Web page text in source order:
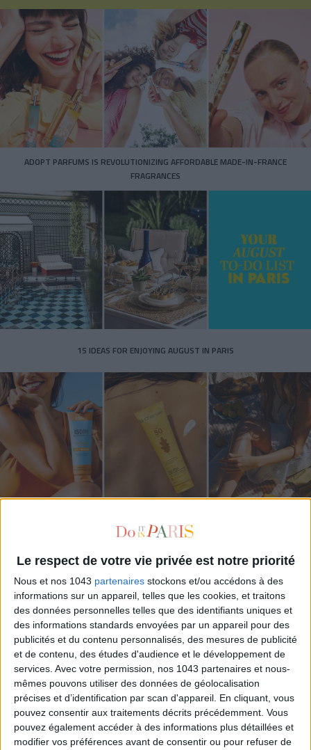
Le respect de votre vie privée est notre priorité
Nous et nos 1043 partenaires stockons et/ou accédons à des
informations sur un appareil, telles que les cookies, et traitons
des données personnelles telles que des identifiants uniques et
des informations standards envoyées par un appareil pour des
publicités et du contenu personnalisés, des mesures de publicité
et de contenu, des études d'audience et le développement de
services. Avec votre permission, nos 1043 partenaires et nous-
mêmes pouvons utiliser des données de géolocalisation
précises et d’identification par scan d'appareil. En cliquant, vous
pouvez consentir aux traitements décrits précédemment. Vous
pouvez également accéder à des informations plus détaillées et
modifier vos préférences avant de consentir ou pour refuser de
ADOPT PARFUMS IS REVOLUTIONIZING AFFORDABLE MADE-IN-FRANCE
FRAGRANCES
15 IDEAS FOR ENJOYING AUGUST IN PARIS
SPF 50 SUNSCREENS YOU'LL ACTUALLY WANT TO SLATHER ON
THE BEST HOTELS FOR A SPA AND GASTRONOMY WEEKEND